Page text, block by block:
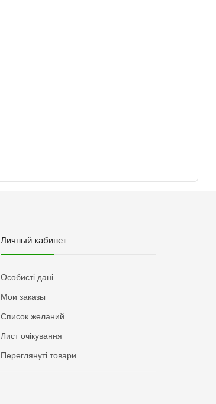
Личный кабинет
Особисті дані
Мои заказы
Список желаний
Лист очікування
Переглянуті товари